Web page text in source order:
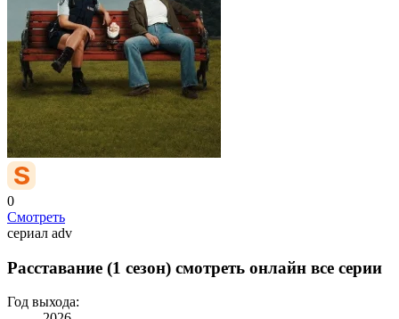
0
Смотреть
сериал adv
Расставание (1 сезон) смотреть онлайн все серии
Год выхода: